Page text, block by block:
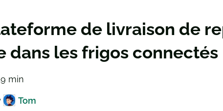
de livraison de
dans les frigos connectés
min
Tom